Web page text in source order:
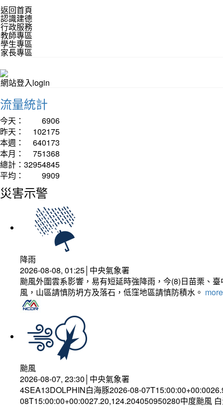
返回首頁
認識建德
行政服務
教師專區
學生專區
家長專區
網站登入login
流量統計
今天：
6906
昨天：
102175
本週：
640173
本月：
751368
總計： 32954845
平均：
9909
災害示警
降雨
2026-08-08, 01:25│中央氣象署
颱風外圍雲系影響，易有短延時強降雨，今(8)日苗栗、
風，山區請慎防坍方及落石，低窪地區請慎防積水。
颱風
2026-08-07, 23:30│中央氣象署
4SEA13DOLPHIN白海豚2026-08-
08T15:00:00+00:0027.20,124.204050950280中度颱風